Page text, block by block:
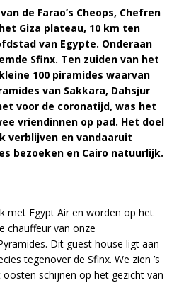
de Farao’s Cheops, Chefren
Giza plateau, 10 km ten
van Egypte. Onderaan
Sfinx. Ten zuiden van het
100 piramides waarvan
van Sakkara, Dahsjur
voor de coronatijd, was het
vriendinnen op pad. Het doel
verblijven en vandaaruit
bezoeken en Cairo natuurlijk.
met Egypt Air en worden op het
chauffeur van onze
Dit guest house ligt aan
tegenover de Sfinx. We zien ’s
schijnen op het gezicht van